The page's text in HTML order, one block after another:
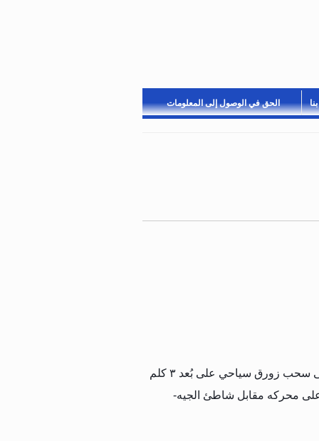
الحق في الوصول إلى المعلومات
على سحب زورق سياحي على بُعد ٣ كلم
محركه مقابل شاطئ الجيه-